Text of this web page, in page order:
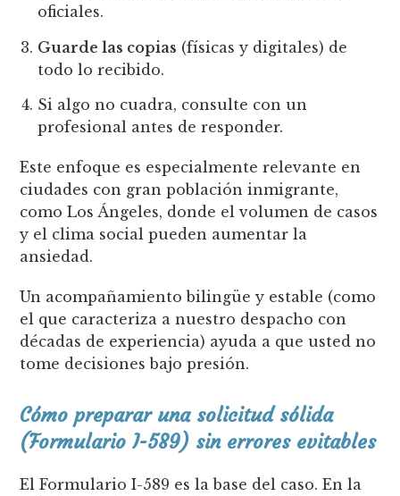
oficiales.
Guarde las copias (físicas y digitales) de
todo lo recibido.
Si algo no cuadra, consulte con un
profesional antes de responder.
Este enfoque es especialmente relevante en
ciudades con gran población inmigrante,
como Los Ángeles, donde el volumen de casos
y el clima social pueden aumentar la
ansiedad.
Un acompañamiento bilingüe y estable (como
el que caracteriza a nuestro despacho con
décadas de experiencia) ayuda a que usted no
tome decisiones bajo presión.
Cómo preparar una solicitud sólida
(Formulario I-589) sin errores evitables
El Formulario I-589 es la base del caso. En la